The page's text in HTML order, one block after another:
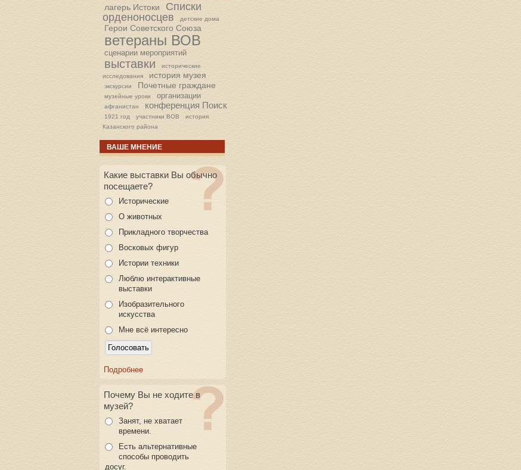
лагерь Истоки
Списки
орденоносцев
детские дома
Герои Советского Союза
ветераны ВОВ
сценарии мероприятий
выставки
исторические
исследования
история музея
экскурсии Почетные граждане
музейные уроки организации
афганистан конференция Поиск
1921 год участники ВОВ
история
Казанского района
ВАШЕ МНЕНИЕ
Какие выставки Вы обычно
посещаете?
Исторические
О животных
Прикладного творчества
Восковых фигур
Истории техники
Люблю интерактивные
выставки
Изобразительного
искусства
Мне всё интересно
Подробнее
Почему Вы не ходите в
музей?
Занят, не хватает
времени.
Есть альтернативные
способы проводить
досуг.